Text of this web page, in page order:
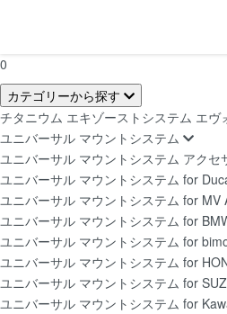
0
カテゴリーから探す
チタニウム エキゾーストシステム エヴ
ユニバーサル マウントシステム
ユニバーサル マウントシステム アクセ
ユニバーサル マウントシステム for
ユニバーサル マウントシステム for MV
ユニバーサル マウントシステム for
ユニバーサル マウントシステム for
ユニバーサル マウントシステム for
ユニバーサル マウントシステム for
ユニバーサル マウントシステム for